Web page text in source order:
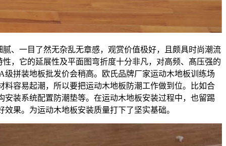
、一目了然无杂乱无章感，观赏价值极好，且颇具时尚潮流
，它的延展性及平面图弯折度十分非凡，对高频、髙压强的
拼装地板批发价会稍高。欧氏品牌厂家运动木地板训练场
容易起潮，所以要把运动木地板防潮工作做到位。比如合
装系统配置防潮垫等。在运动木地板安装过程中，也留踢
果。为运动木地板安装质量打下了坚实基础。